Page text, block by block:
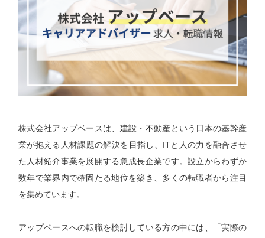
株式会社アップベースは、建設・不動産という日本の基幹産
業が抱える人材課題の解決を目指し、ITと人の力を融合させ
た人材紹介事業を展開する急成長企業です。設立からわずか
数年で業界内で確固たる地位を築き、多くの転職者から注目
を集めています。
アップベースへの転職を検討している方の中には、「実際の